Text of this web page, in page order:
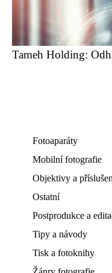
Tameh Holding:
Fotoaparáty
Mobilní fotografie
Objektivy a
Ostatní
Postprodukce a
Tipy a návody
Tisk a fotoknihy